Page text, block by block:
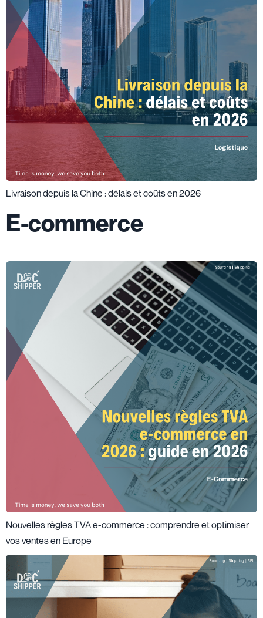
Livraison depuis la Chine : délais et coûts en 2026
E-commerce
Nouvelles règles TVA e-commerce : comprendre et optimiser
vos ventes en Europe